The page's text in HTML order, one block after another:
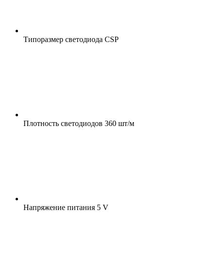
Типоразмер светодиода CSP
Плотность светодиодов 360 шт/м
Напряжение питания 5 V